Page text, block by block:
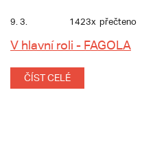
9. 3. 1423x přečteno
V hlavní roli - FAGOLA
ČÍST CELÉ